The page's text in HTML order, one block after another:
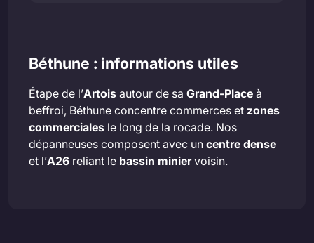
Béthune : informations utiles
Étape de l’Artois autour de sa Grand-Place à
beffroi, Béthune concentre commerces et zones
commerciales le long de la rocade. Nos
dépanneuses composent avec un centre dense
et l’A26 reliant le bassin miniervoisin.